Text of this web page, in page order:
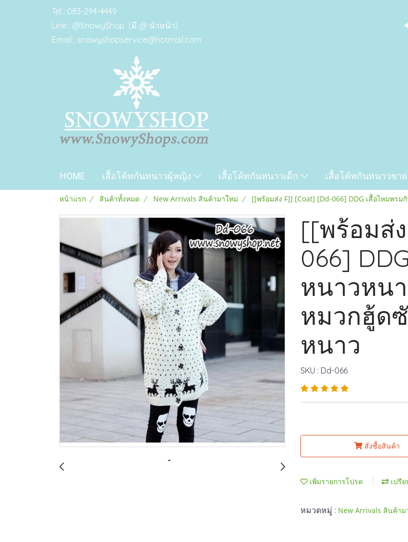
Tel : 083-294-4449
Line : @SnowyShop (มี @ นำหน้า)
Email : snowyshopservice@hotmail.com
HOME เสื้อโค้ทกันหนาวผู้หญิง เสื้อโค้ทกันหนาวเด็ก เสื้อโค้ทกันหนาวชาย
หน้าแรก สินค้าทั้งหมด New Arrivals สินค้ามาใหม่ [[พร้อมส่ง F]] [Coat] [Dd-066] DDG เสื้อไหมพ
[[พร้อมส่
066]
หนาวหน
หมวกฮู้ด
หนาว
SKU : Dd-066
สั่งซื้อสินค้า
เพิ่มรายการโปรด เปรี
หมวดหมู่ : New Arrivals สินค้าม